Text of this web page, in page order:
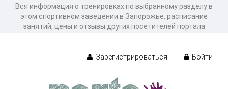
Вся информация о тренировках по выбранному разделу в
этом спортивном заведении в Запорожье: расписание
занятий, цены и отзывы других посетителей портала
Зарегистрироваться Войти